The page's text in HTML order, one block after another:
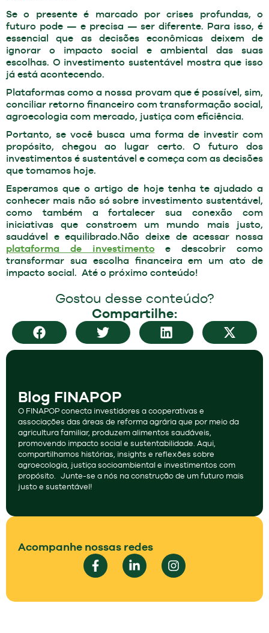
Se o presente é marcado por crises profundas, o
futuro pode — e precisa — ser diferente. Para isso, é
essencial que as decisões econômicas deixem de
ignorar o impacto social e ambiental das suas
escolhas. O investimento sustentável mostra que isso
já está acontecendo.
Plataformas como a nossa provam que é possível, sim,
conciliar retorno financeiro com transformação social,
agroecologia com mercado, justiça com eficiência.
Portanto, se você busca uma forma de investir com
propósito, chegou ao lugar certo. O futuro dos
investimentos é sustentável e começa com as decisões
que tomamos hoje.
Esperamos que o artigo de hoje tenha te ajudado a
conhecer mais não só sobre investimento sustentável,
como também a fortalecer sua conexão com
iniciativas que constroem um mundo mais justo,
saudável e equilibrado.Não deixe de acessar nossa
plataforma de investimento e descobrir como
transformar sua escolha financeira em um ato de
impacto social. Até o próximo conteúdo!
Gostou desse conteúdo?
Compartilhe:
Blog FINAPOP
O FINAPOP conecta investidores a cooperativas e
associações das áreas de reforma agrária que por meio da
agricultura familiar, produzem alimentos saudáveis,
promovendo impacto social e sustentabilidade. Aqui,
compartilhamos histórias, insights e reflexões sobre
agroecologia, justiça socioambiental e investimentos com
propósito. Junte-se a nós na construção de um futuro mais
justo e sustentável!
Acompanhe nossas redes